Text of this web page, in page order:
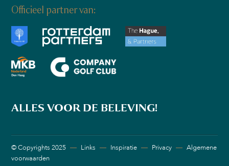
Officieel partner van:
ALLES VOOR DE BELEVING!
© Copyrights 2025 — Links — Inspiratie — Privacy — Algemene
voorwaarden